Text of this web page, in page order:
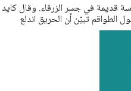
قديمة في جسر الزرقاء. وقال كايد
الطواقم تبيّن أن الحريق اندلع